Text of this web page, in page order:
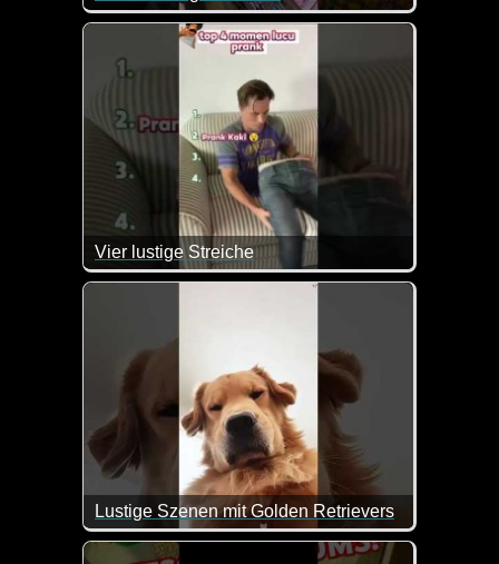
Regeln sind Regeln, das muss man einfach
Vier lustige Streiche
Lustige Szenen mit Golden Retrievers